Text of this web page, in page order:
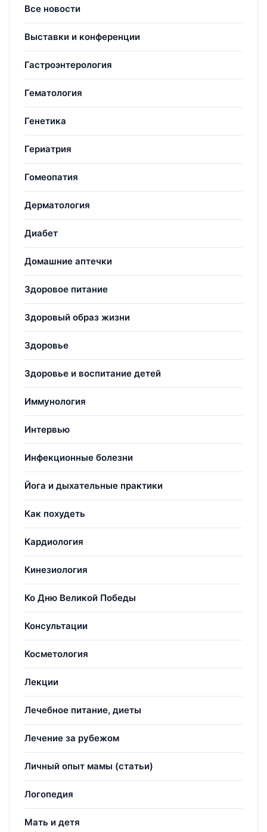
Все новости
Выставки и конференции
Гастроэнтерология
Гематология
Генетика
Гериатрия
Гомеопатия
Дерматология
Диабет
Домашние аптечки
Здоровое питание
Здоровый образ жизни
Здоровье
Здоровье и воспитание детей
Иммунология
Интервью
Инфекционные болезни
Йога и дыхательные практики
Как похудеть
Кардиология
Кинезиология
Ко Дню Великой Победы
Консультации
Косметология
Лекции
Лечебное питание, диеты
Лечение за рубежом
Личный опыт мамы (статьи)
Логопедия
Мать и детя